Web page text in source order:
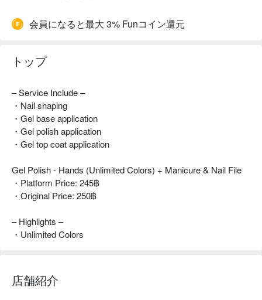
会員になると最大 3% Funコイン還元
トップ
– Service Include –
・Nail shaping
・Gel base application
・Gel polish application
・Gel top coat application
Gel Polish - Hands (Unlimited Colors) + Manicure & Nail File
・Platform Price: 245฿
・Original Price: 250฿
– Highlights –
・Unlimited Colors
店舗紹介